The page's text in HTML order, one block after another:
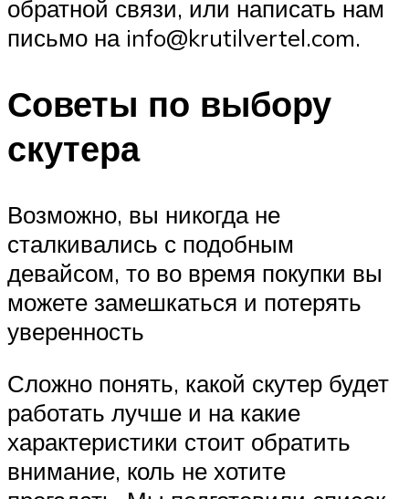
обратной связи, или написать нам
письмо на info@krutilvertel.com.
Советы по выбору
скутера
Возможно, вы никогда не
сталкивались с подобным
девайсом, то во время покупки вы
можете замешкаться и потерять
уверенность
Сложно понять, какой скутер будет
работать лучше и на какие
характеристики стоит обратить
внимание, коль не хотите